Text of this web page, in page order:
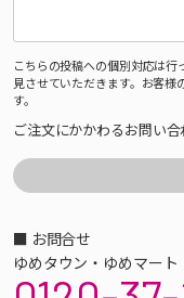
こちらの投稿への個別対応は
見させていただきます。お客様
す。
ご注文にかかわるお問い合
■ お問合せ
ゆめタウン・ゆめマート